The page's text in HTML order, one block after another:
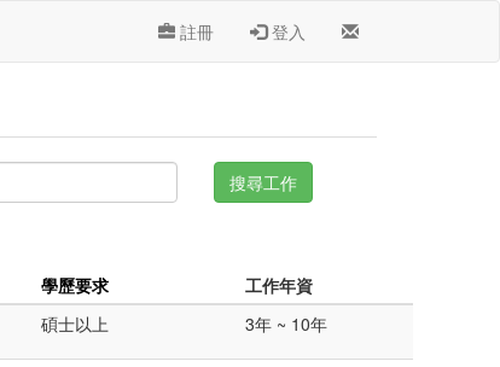
註冊 登入
學歷要求
工作年資
碩士以上 3年 ~ 10年